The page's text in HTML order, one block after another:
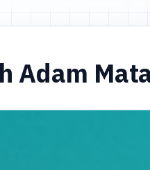
Adam